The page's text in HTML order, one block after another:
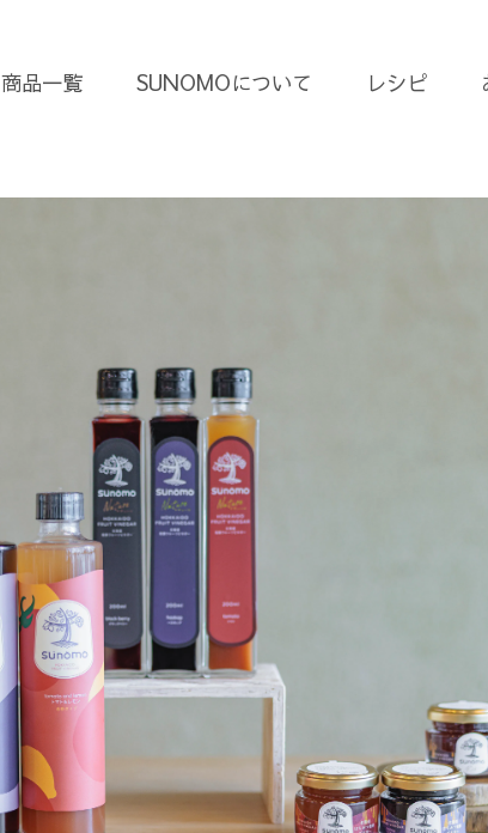
商品一覧 SUNOMOについて レシピ